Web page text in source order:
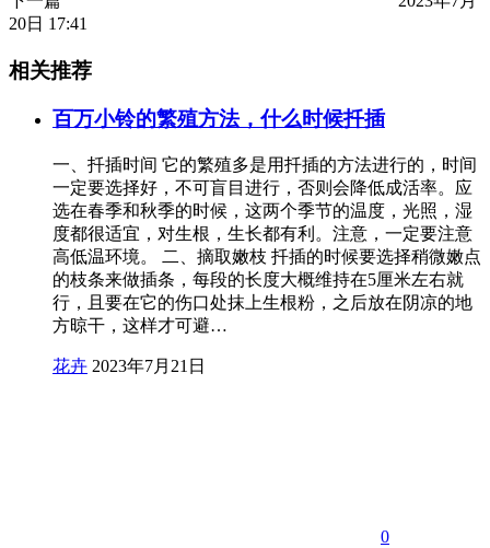
20日 17:41
相关推荐
百万小铃的繁殖方法，什么时候扦插
一、扦插时间 它的繁殖多是用扦插的方法进行的，时间
一定要选择好，不可盲目进行，否则会降低成活率。应
选在春季和秋季的时候，这两个季节的温度，光照，湿
度都很适宜，对生根，生长都有利。注意，一定要注意
高低温环境。 二、摘取嫩枝 扦插的时候要选择稍微嫩点
的枝条来做插条，每段的长度大概维持在5厘米左右就
行，且要在它的伤口处抹上生根粉，之后放在阴凉的地
方晾干，这样才可避…
花卉 2023年7月21日
0